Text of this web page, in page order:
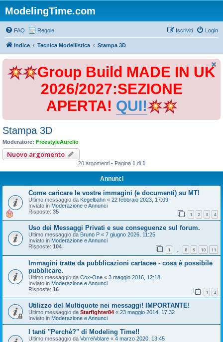
ModelingTime.com
FAQ Regole Login
Iscriviti
Indice Tecnica Modellistica Stampa 3D
Group Build MADE IN UK
2026/2027:SEZIONE
APERTA! QUI!
Stampa 3D
Moderatore: FreestyleAurelio
Nuovo argomento
20 argomenti • Pagina 1 di 1
Annunci
Come caricare le vostre immagini (e documenti) su MT!
Ultimo messaggio da Kegelbahn « 22 febbraio 2023, 17:09
Inviato in Moderazione e Annunci
Risposte: 35 1 2 3 4
Uso dei Messaggi Privati e sue conseguenze sul forum.
Ultimo messaggio da Bruno P « 7 giugno 2026, 11:25
Inviato in Moderazione e Annunci
Risposte: 104 1 … 8 9 10 11
Immagini tratte da pubblicazioni cartacee - cosa è possibile
pubblicare.
Ultimo messaggio da Cox-One « 3 maggio 2016, 12:18
Inviato in Moderazione e Annunci
Risposte: 16 1 2
Utilizzo del Multiquote nei messaggi! IMPORTANTE!
Ultimo messaggio da Starfighter84 « 23 maggio 2014, 17:32
Inviato in Moderazione e Annunci
I tanti "Perchè?" di Modeling Time!!
Ultimo messaggio da VorreiVolare « 4 marzo 2020, 13:45